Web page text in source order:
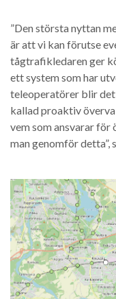
”Den största nyttan
är att vi kan förutse
tågtrafikledaren ger
ett system som har
teleoperatörer blir
kallad proaktiv
vem som ansvarar för
man genomför detta”,